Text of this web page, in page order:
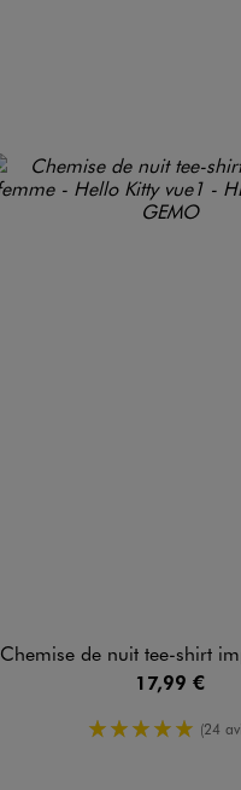
Chemise de nuit tee-shirt imprimée
17,99 €
5/5 de
(24